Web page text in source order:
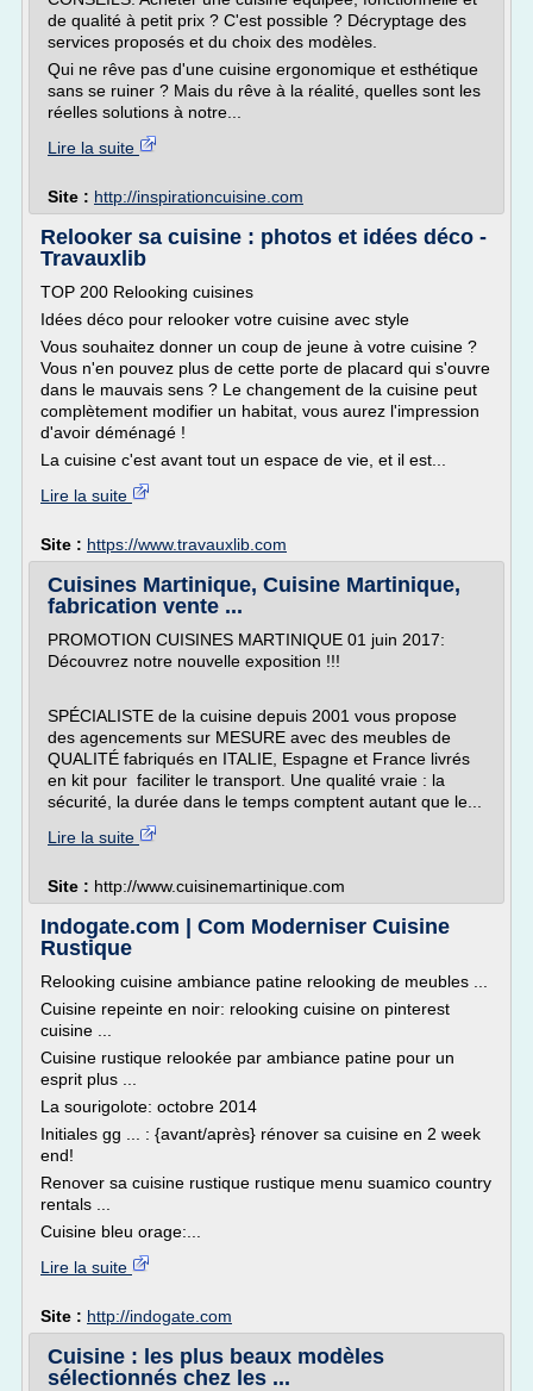
de qualité à petit prix ? C'est possible ? Décryptage des
services proposés et du choix des modèles.
Qui ne rêve pas d'une cuisine ergonomique et esthétique
sans se ruiner ? Mais du rêve à la réalité, quelles sont les
réelles solutions à notre...
Lire la suite
Site : http://inspirationcuisine.com
Relooker sa cuisine : photos et idées déco -
Travauxlib
TOP 200 Relooking cuisines
Idées déco pour relooker votre cuisine avec style
Vous souhaitez donner un coup de jeune à votre cuisine ?
Vous n'en pouvez plus de cette porte de placard qui s'ouvre
dans le mauvais sens ? Le changement de la cuisine peut
complètement modifier un habitat, vous aurez l'impression
d'avoir déménagé !
La cuisine c'est avant tout un espace de vie, et il est...
Lire la suite
Site : https://www.travauxlib.com
Cuisines Martinique, Cuisine Martinique,
fabrication vente ...
PROMOTION CUISINES MARTINIQUE 01 juin 2017:
Découvrez notre nouvelle exposition !!!
SPÉCIALISTE de la cuisine depuis 2001 vous propose
des agencements sur MESURE avec des meubles de
QUALITÉ fabriqués en ITALIE, Espagne et France livrés
en kit pour faciliter le transport. Une qualité vraie : la
sécurité, la durée dans le temps comptent autant que le...
Lire la suite
Site : http://www.cuisinemartinique.com
Indogate.com | Com Moderniser Cuisine
Rustique
Relooking cuisine ambiance patine relooking de meubles ...
Cuisine repeinte en noir: relooking cuisine on pinterest
cuisine ...
Cuisine rustique relookée par ambiance patine pour un
esprit plus ...
La sourigolote: octobre 2014
Initiales gg ... : {avant/après} rénover sa cuisine en 2 week
end!
Renover sa cuisine rustique rustique menu suamico country
rentals ...
Cuisine bleu orage:...
Lire la suite
Site : http://indogate.com
Cuisine : les plus beaux modèles
sélectionnés chez les ...